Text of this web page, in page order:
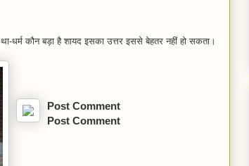
धर्म कौन बड़ा है शायद इसका उत्तर इससे बेहतर नहीं हो सकता।
Post Comment
Post Comment